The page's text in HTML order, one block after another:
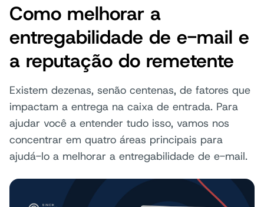
Como melhorar a
entregabilidade de e-mail e
a reputação do remetente
Existem dezenas, senão centenas, de fatores que
impactam a entrega na caixa de entrada. Para
ajudar você a entender tudo isso, vamos nos
concentrar em quatro áreas principais para
ajudá-lo a melhorar a entregabilidade de e-mail.